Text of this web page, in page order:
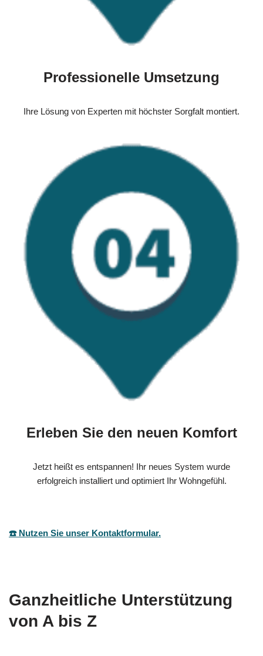
Professionelle Umsetzung
Ihre Lösung von Experten mit höchster Sorgfalt montiert.
Erleben Sie den neuen Komfort
Jetzt heißt es entspannen! Ihr neues System wurde
erfolgreich installiert und optimiert Ihr Wohngefühl.
☎️ Nutzen Sie unser Kontaktformular.
Ganzheitliche Unterstützung
von A bis Z